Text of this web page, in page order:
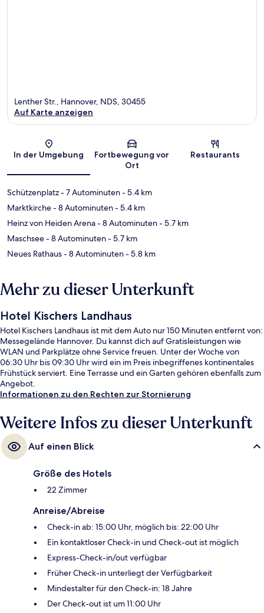
Karte
Lenther Str., Hannover, NDS, 30455
Auf Karte anzeigen
In der Umgebung
Fortbewegung vor
Ort
Restaurants
Schützenplatz- 7 Autominuten- 5.4 km
Marktkirche- 8 Autominuten- 5.4 km
Heinz von Heiden Arena- 8 Autominuten- 5.7 km
Maschsee- 8 Autominuten- 5.7 km
Neues Rathaus- 8 Autominuten- 5.8 km
Mehr zu dieser Unterkunft
Hotel Kischers Landhaus
Hotel Kischers Landhaus ist mit dem Auto nur 150 Minuten entfernt von:
Messegelände Hannover. Du kannst dich auf Gratisleistungen wie
WLAN und Parkplätze ohne Service freuen. Unter der Woche von
06:30 Uhr bis 09:30 Uhr wird ein im Preis inbegriffenes kontinentales
Frühstück serviert. Eine Terrasse und ein Garten gehören ebenfalls zum
Angebot.
Informationen zu den Rechten zur Stornierung
Weitere Infos zu dieser Unterkunft
Auf einen Blick
Größe des Hotels
22 Zimmer
Anreise/Abreise
Check-in ab: 15:00 Uhr, möglich bis: 22:00 Uhr
Ein kontaktloser Check-in und Check-out ist möglich
Express-Check-in/out verfügbar
Früher Check-in unterliegt der Verfügbarkeit
Mindestalter für den Check-in: 18 Jahre
Der Check-out ist um 11:00 Uhr